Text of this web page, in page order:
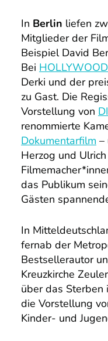
In Berlin liefen
Mitglieder der
Beispiel David
Bei
Derki und der
zu Gast. Die
Vorstellung von
renommierte
Dokumentarfilm –
Herzog und
das Publikum
Gästen
In
fernab der
Bestsellerautor
Kreuzkirche
über das Sterben
die Vorstellung
Kinder- und